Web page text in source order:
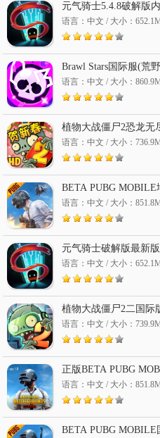
元气骑士5.4.8破解版
v5.4.8
语言：中文 / 大小：
Brawl Stars国际服(荒
语言：中文 / 大小：
植物大战僵尸2恐龙无
语言：中文 / 大小：
BETA PUBG
v2.9.4
语言：中文 / 大小：
元气骑士破解版最新
语言：中文 / 大小：
植物大战僵尸2二国际
v2.8.1
语言：中文 / 大小：
正版BETA PUBG
v2.9.4
语言：中文 / 大小：
BETA PUBG MOBILE